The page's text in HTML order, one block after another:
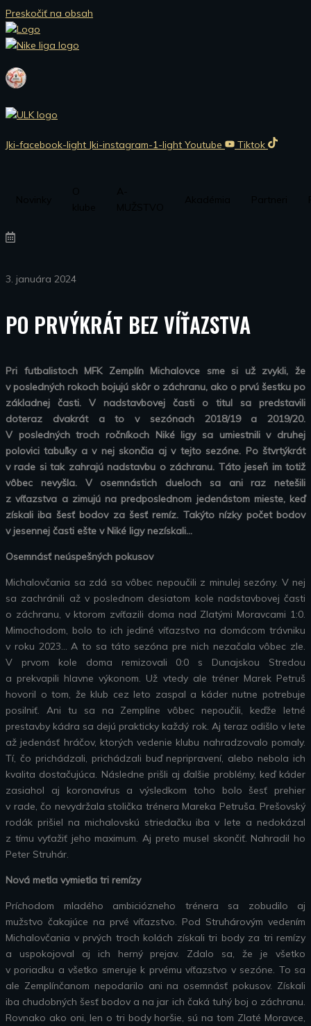
Preskočiť na obsah
Jki-facebook-light Jki-instagram-1-light Youtube Tiktok
3. januára 2024
PO PRVÝKRÁT BEZ VÍŤAZSTVA
Pri futbalistoch MFK Zemplín Michalovce sme si už zvykli, že
v posledných rokoch bojujú skôr o záchranu, ako o prvú šestku po
základnej časti. V nadstavbovej časti o titul sa predstavili
doteraz dvakrát a to v sezónach 2018/19 a 2019/20.
V posledných troch ročníkoch Niké ligy sa umiestnili v druhej
polovici tabuľky a v nej skončia aj v tejto sezóne. Po štvrtýkrát
v rade si tak zahrajú nadstavbu o záchranu. Táto jeseň im totiž
vôbec nevyšla. V osemnástich dueloch sa ani raz netešili
z víťazstva a zimujú na predposlednom jedenástom mieste, keď
získali iba šesť bodov za šesť remíz. Takýto nízky počet bodov
v jesennej časti ešte v Niké ligy nezískali…
Osemnásť neúspešných pokusov
Michalovčania sa zdá sa vôbec nepoučili z minulej sezóny. V nej
sa zachránili až v poslednom desiatom kole nadstavbovej časti
o záchranu, v ktorom zvíťazili doma nad Zlatými Moravcami 1:0.
Mimochodom, bolo to ich jediné víťazstvo na domácom trávniku
v roku 2023… A to sa táto sezóna pre nich nezačala vôbec zle.
V prvom kole doma remizovali 0:0 s Dunajskou Stredou
a prekvapili hlavne výkonom. Už vtedy ale tréner Marek Petruš
hovoril o tom, že klub cez leto zaspal a káder nutne potrebuje
posilniť. Ani tu sa na Zemplíne vôbec nepoučili, keďže letné
prestavby kádra sa dejú prakticky každý rok. Aj teraz odišlo v lete
až jedenásť hráčov, ktorých vedenie klubu nahradzovalo pomaly.
Tí, čo prichádzali, prichádzali buď nepripravení, alebo nebola ich
kvalita dostačujúca. Následne prišli aj ďalšie problémy, keď káder
zasiahol aj koronavírus a výsledkom toho bolo šesť prehier
v rade, čo nevydržala stolička trénera Mareka Petruša. Prešovský
rodák prišiel na michalovskú striedačku iba v lete a nedokázal
z tímu vyťažiť jeho maximum. Aj preto musel skončiť. Nahradil ho
Peter Struhár.
Nová metla vymietla tri remízy
Príchodom mladého ambiciózneho trénera sa zobudilo aj
mužstvo čakajúce na prvé víťazstvo. Pod Struhárovým vedením
Michalovčania v prvých troch kolách získali tri body za tri remízy
a uspokojoval aj ich herný prejav. Zdalo sa, že je všetko
v poriadku a všetko smeruje k prvému víťazstvo v sezóne. To sa
ale Zemplínčanom nepodarilo ani na osemnásť pokusov. Získali
iba chudobných šesť bodov a na jar ich čaká tuhý boj o záchranu.
Rovnako ako oni, len o tri body horšie, sú na tom Zlaté Moravce,